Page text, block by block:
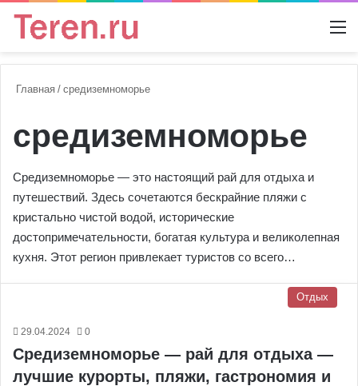
Главная / средиземноморье
средиземноморье
Средиземноморье — это настоящий рай для отдыха и
путешествий. Здесь сочетаются бескрайние пляжи с
кристально чистой водой, исторические
достопримечательности, богатая культура и великолепная
кухня. Этот регион привлекает туристов со всего…
Отдых
29.04.2024 0
Средиземноморье — рай для отдыха —
лучшие курорты, пляжи, гастрономия и